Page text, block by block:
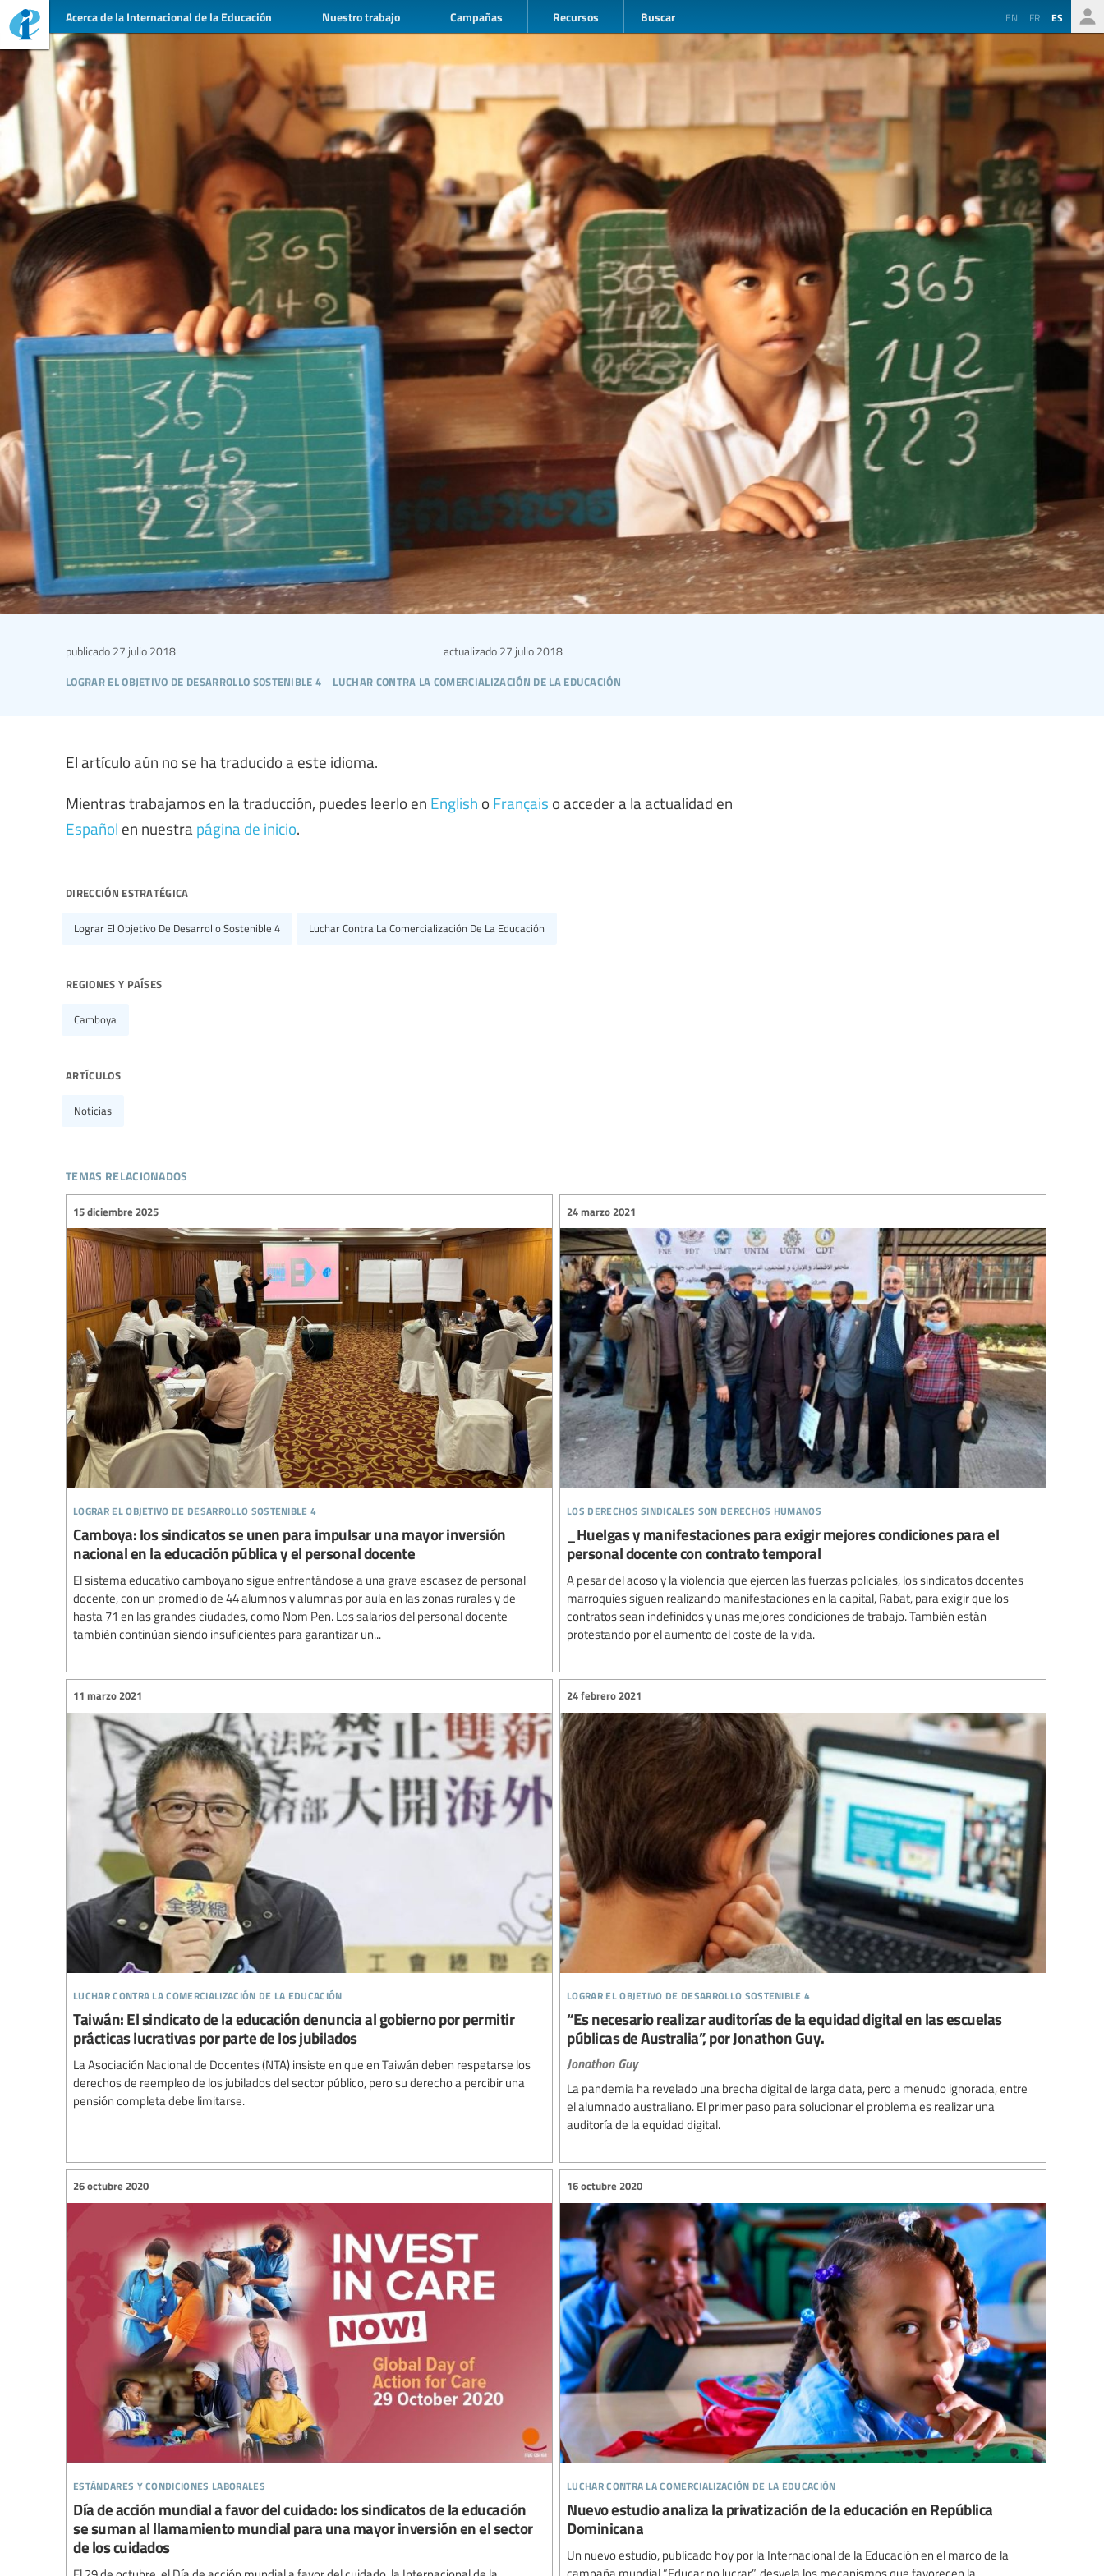
Acerca de la Internacional de la Educación Nuestro trabajo Campañas Recursos Buscar EN FR ES
lograr el objetivo de desarrollo sostenible 4 luchar contra la comercialización de la educación
publicado 27 julio 2018 actualizado 27 julio 2018
El artículo aún no se ha traducido a este idioma.
Mientras trabajamos en la traducción, puedes leerlo en English o Français o acceder a la actualidad en
Español en nuestra página de inicio.
dirección estratégica
Lograr El Objetivo De Desarrollo Sostenible 4 Luchar Contra La Comercialización De La Educación
regiones y países
Camboya
artículos
Noticias
temas relacionados
lograr el objetivo de desarrollo sostenible 4
15 diciembre 2025
Camboya: los sindicatos se unen para impulsar una mayor inversión
nacional en la educación pública y el personal docente
El sistema educativo camboyano sigue enfrentándose a una grave escasez de personal
docente, con un promedio de 44 alumnos y alumnas por aula en las zonas rurales y de
hasta 71 en las grandes ciudades, como Nom Pen. Los salarios del personal docente
también continúan siendo insuficientes para garantizar un...
los derechos sindicales son derechos humanos
24 marzo 2021
_Huelgas y manifestaciones para exigir mejores condiciones para el
personal docente con contrato temporal
A pesar del acoso y la violencia que ejercen las fuerzas policiales, los sindicatos docentes
marroquíes siguen realizando manifestaciones en la capital, Rabat, para exigir que los
contratos sean indefinidos y unas mejores condiciones de trabajo. También están
protestando por el aumento del coste de la vida.
luchar contra la comercialización de la educación
11 marzo 2021
Taiwán: El sindicato de la educación denuncia al gobierno por permitir
prácticas lucrativas por parte de los jubilados
La Asociación Nacional de Docentes (NTA) insiste en que en Taiwán deben respetarse los
derechos de reempleo de los jubilados del sector público, pero su derecho a percibir una
pensión completa debe limitarse.
lograr el objetivo de desarrollo sostenible 4
24 febrero 2021
“Es necesario realizar auditorías de la equidad digital en las escuelas
públicas de Australia”, por Jonathon Guy.
Jonathon Guy
La pandemia ha revelado una brecha digital de larga data, pero a menudo ignorada, entre
el alumnado australiano. El primer paso para solucionar el problema es realizar una
auditoría de la equidad digital.
estándares y condiciones laborales
26 octubre 2020
Día de acción mundial a favor del cuidado: los sindicatos de la educación
se suman al llamamiento mundial para una mayor inversión en el sector
de los cuidados
luchar contra la comercialización de la educación
16 octubre 2020
Nuevo estudio analiza la privatización de la educación en República
Dominicana
Un nuevo estudio, publicado hoy por la Internacional de la Educación en el marco de la
campaña mundial “Educar no lucrar”, desvela los mecanismos que favorecen la